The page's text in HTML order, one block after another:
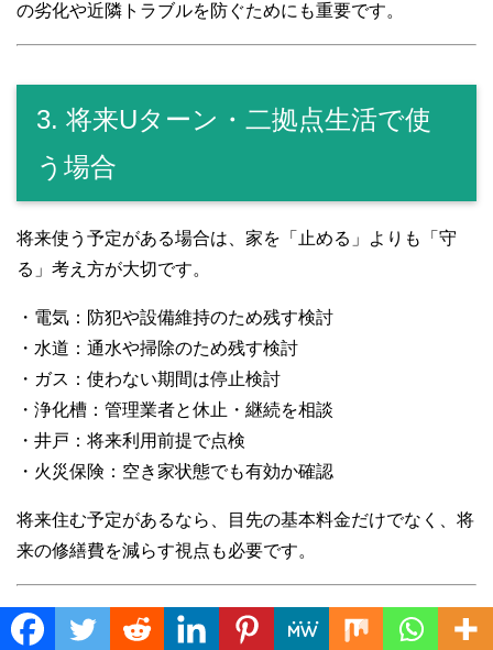
の劣化や近隣トラブルを防ぐためにも重要です。
3. 将来Uターン・二拠点生活で使
う場合
将来使う予定がある場合は、家を「止める」よりも「守
る」考え方が大切です。
・電気：防犯や設備維持のため残す検討
・水道：通水や掃除のため残す検討
・ガス：使わない期間は停止検討
・浄化槽：管理業者と休止・継続を相談
・井戸：将来利用前提で点検
・火災保険：空き家状態でも有効か確認
将来住む予定があるなら、目先の基本料金だけでなく、将
来の修繕費を減らす視点も必要です。
Translate »